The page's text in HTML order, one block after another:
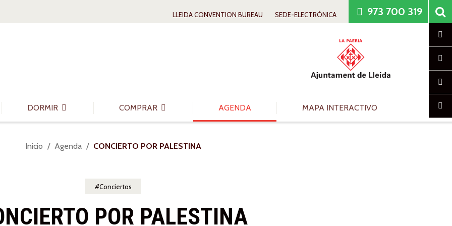
LLEIDA CONVENTION BUREAU SEDE-ELECTRÓNICA 973 700 319
DORMIR COMPRAR AGENDA MAPA INTERACTIVO
Usted
Inicio Agenda CONCIERTO POR PALESTINA
Conciertos
POR PALESTINA